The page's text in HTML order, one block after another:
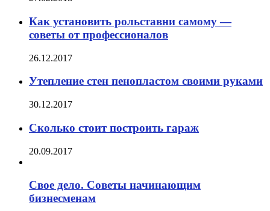
Как установить рольставни самому —
советы от профессионалов
26.12.2017
Утепление стен пенопластом своими руками
30.12.2017
Сколько стоит построить гараж
20.09.2017
Cвое дело. Советы начинающим
бизнесменам